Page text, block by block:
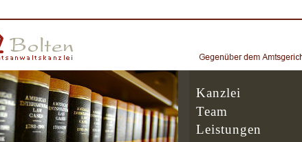
Kanzlei
Team
Leistungen